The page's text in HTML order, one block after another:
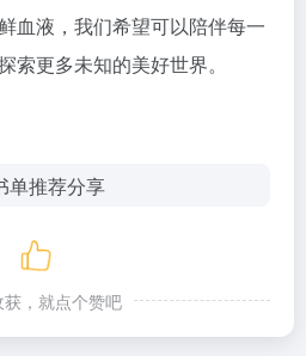
血液，我们希望可以陪伴每一
索更多未知的美好世界。
获，就点个赞吧